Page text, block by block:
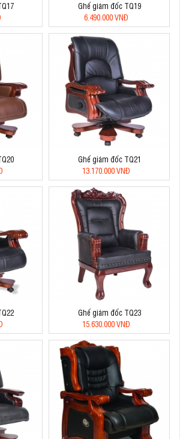
Ghế giám đốc TQ19
6.490.000 VNĐ
Ghế giám đốc TQ21
13.170.000 VNĐ
Ghế giám đốc TQ23
15.630.000 VNĐ